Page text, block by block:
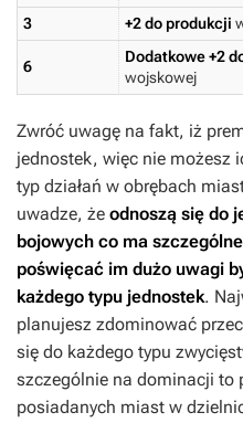
3
+2 do produkcji
6
Dodatkowe +2
wojskowej
Zwróć uwagę na fakt, iż
jednostek, więc nie możesz
typ działań w obrębach
uwadze, że odnoszą się do
bojowych co ma
poświęcać im dużo uwagi
każdego typu jednostek.
planujesz zdominować
się do każdego typu
szczególnie na dominacji to
posiadanych miast w